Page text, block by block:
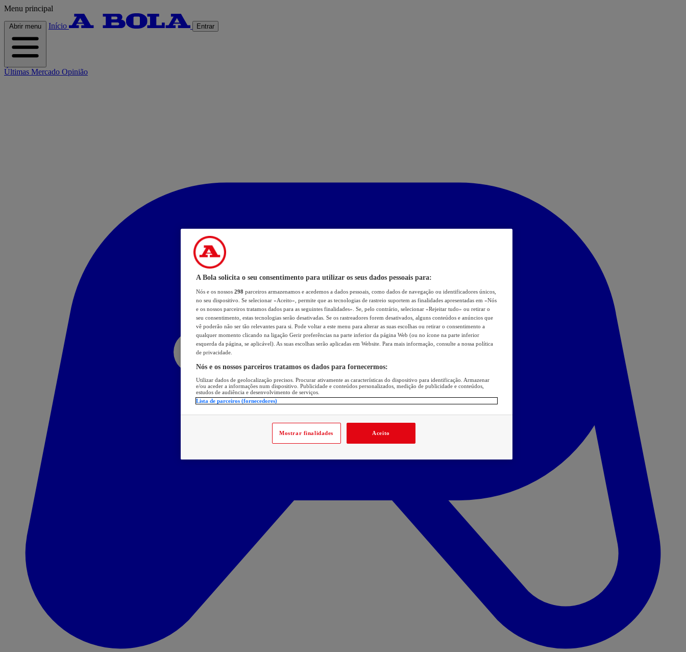
Menu principal
Abrir menu Início Entrar
Últimas Mercado Opinião
A Bola solicita o seu consentimento para utilizar os seus dados pessoais para:
Nós e os nossos 298 parceiros armazenamos e acedemos a dados pessoais, como dados de navegação ou identificadores únicos,
no seu dispositivo. Se selecionar «Aceito», permite que as tecnologias de rastreio suportem as finalidades apresentadas em «Nós
e os nossos parceiros tratamos dados para as seguintes finalidades». Se, pelo contrário, selecionar «Rejeitar tudo» ou retirar o
seu consentimento, estas tecnologias serão desativadas. Se os rastreadores forem desativados, alguns conteúdos e anúncios que
vê poderão não ser tão relevantes para si. Pode voltar a este menu para alterar as suas escolhas ou retirar o consentimento a
qualquer momento clicando na ligação Gerir preferências na parte inferior da página Web (ou no ícone na parte inferior
esquerda da página, se aplicável). As suas escolhas serão aplicadas em Website. Para mais informação, consulte a nossa política
de privacidade.
Nós e os nossos parceiros tratamos os dados para fornecermos:
Utilizar dados de geolocalização precisos. Procurar ativamente as características do dispositivo para identificação. Armazenar
e/ou aceder a informações num dispositivo. Publicidade e conteúdos personalizados, medição de publicidade e conteúdos,
estudos de audiência e desenvolvimento de serviços.
Lista de parceiros (fornecedores)
Mostrar finalidades Aceito